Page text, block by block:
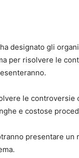
designato gli
per risolvere le
le
e costose
presentare un